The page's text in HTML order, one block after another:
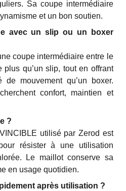
Sa coupe intermédiaire
et un bon soutien.
avec un slip ou un boxer
coupe intermédiaire entre le
qu’un slip, tout en offrant
mouvement qu’un boxer.
confort, maintien et
?
utilisé par Zerod est
résister à une utilisation
Le maillot conserve sa
en usage quotidien.
après utilisation ?